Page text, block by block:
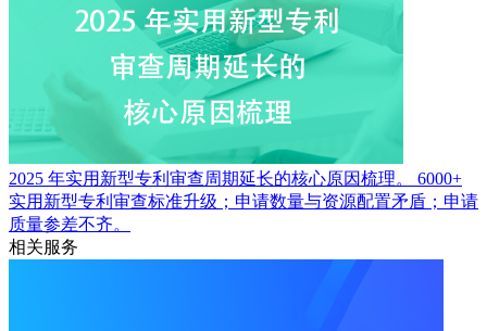
2025 年实用新型专利审查周期延长的核心原因梳理。
6000+
实用新型专利审查标准升级；申请数量与资源配置矛盾；申请
质量参差不齐。
相关服务